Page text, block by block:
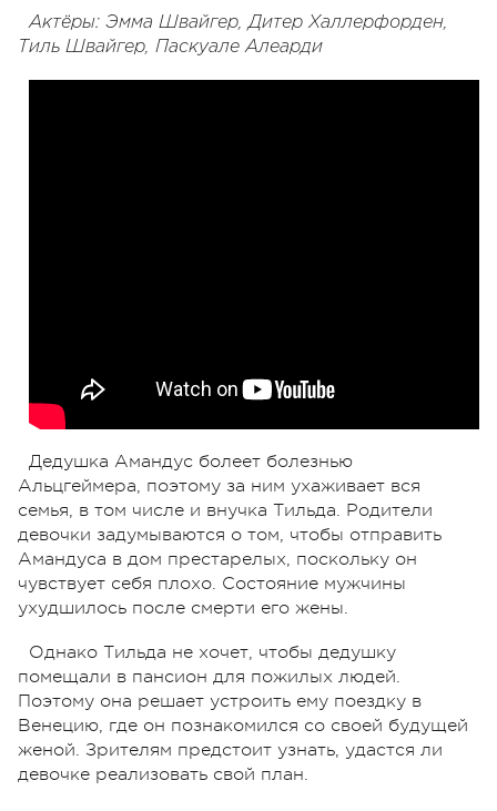
Актёры: Эмма Швайгер, Дитер Халлерфорден,
Тиль Швайгер, Паскуале Алеарди
Дедушка Амандус болеет болезнью
Альцгеймера, поэтому за ним ухаживает вся
семья, в том числе и внучка Тильда. Родители
девочки задумываются о том, чтобы отправить
Амандуса в дом престарелых, поскольку он
чувствует себя плохо. Состояние мужчины
ухудшилось после смерти его жены.
Однако Тильда не хочет, чтобы дедушку
помещали в пансион для пожилых людей.
Поэтому она решает устроить ему поездку в
Венецию, где он познакомился со своей будущей
женой. Зрителям предстоит узнать, удастся ли
девочке реализовать свой план.